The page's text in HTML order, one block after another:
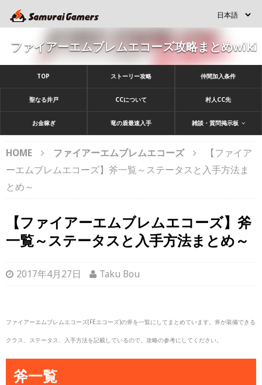
ファイアーエムブレムエコーズ攻略まとめwiki
TOP ストーリー攻略 仲間加入条件
聖なる井戸 CCについて 村人CC先
お金稼ぎ 竜の盾最速入手 雑談・質問掲示板
HOME ファイアーエムブレムエコーズ
【ファイア
ーエムブレムエコーズ】斧一覧～ステータスと入手方法ま
とめ～
【ファイアーエムブレムエコーズ】斧
一覧～ステータスと入手方法まとめ～
2017年4月27日 Taku Bou
ファイアーエムブレムエコーズ(FEエコーズ)の斧を一覧にしてまとめています。斧が装備できる
クラス、ステータス、入手方法を記載しているので、攻略の参考にしてください。
斧一覧